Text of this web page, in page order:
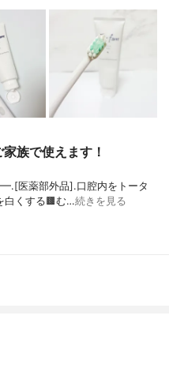
族で使えます！
部外品].口腔内をトータ
白くする🟫む…続きを見る